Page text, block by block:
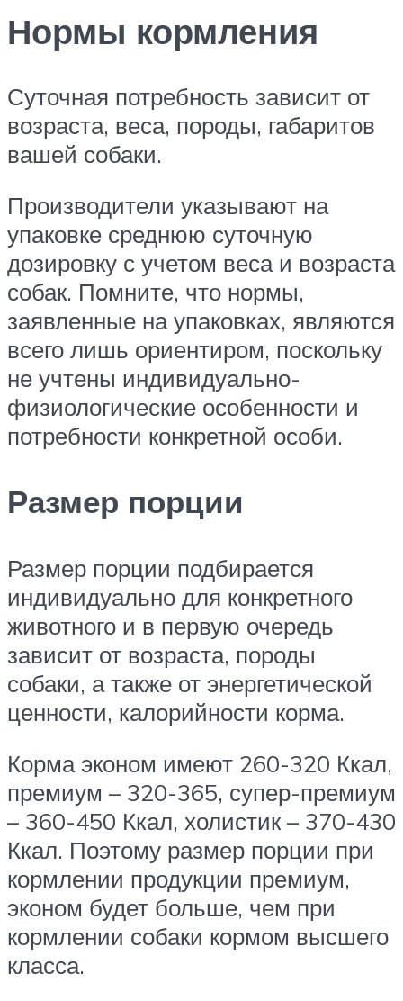
Нормы кормления
Суточная потребность зависит от
возраста, веса, породы, габаритов
вашей собаки.
Производители указывают на
упаковке среднюю суточную
дозировку с учетом веса и возраста
собак. Помните, что нормы,
заявленные на упаковках, являются
всего лишь ориентиром, поскольку
не учтены индивидуально-
физиологические особенности и
потребности конкретной особи.
Размер порции
Размер порции подбирается
индивидуально для конкретного
животного и в первую очередь
зависит от возраста, породы
собаки, а также от энергетической
ценности, калорийности корма.
Корма эконом имеют 260-320 Ккал,
премиум – 320-365, супер-премиум
– 360-450 Ккал, холистик – 370-430
Ккал. Поэтому размер порции при
кормлении продукции премиум,
эконом будет больше, чем при
кормлении собаки кормом высшего
класса.